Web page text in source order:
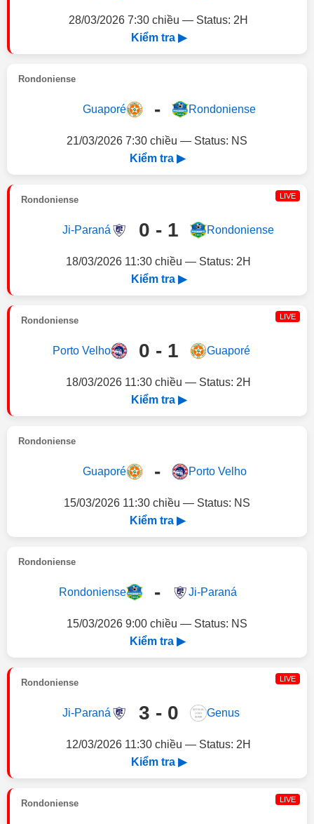
28/03/2026 7:30 chiều — Status: 2H
Kiểm tra ▶
Rondoniense
Guaporé - Rondoniense
21/03/2026 7:30 chiều — Status: NS
Kiểm tra ▶
Rondoniense LIVE
Ji-Paraná 0 - 1 Rondoniense
18/03/2026 11:30 chiều — Status: 2H
Kiểm tra ▶
Rondoniense LIVE
Porto Velho 0 - 1 Guaporé
18/03/2026 11:30 chiều — Status: 2H
Kiểm tra ▶
Rondoniense
Guaporé - Porto Velho
15/03/2026 11:30 chiều — Status: NS
Kiểm tra ▶
Rondoniense
Rondoniense - Ji-Paraná
15/03/2026 9:00 chiều — Status: NS
Kiểm tra ▶
Rondoniense LIVE
Ji-Paraná 3 - 0 Genus
12/03/2026 11:30 chiều — Status: 2H
Kiểm tra ▶
Rondoniense LIVE